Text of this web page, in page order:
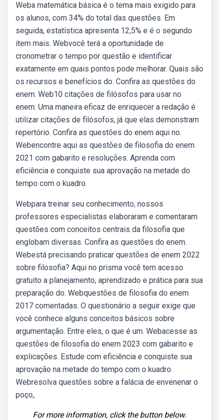
Weba matemática básica é o tema mais exigido para
os alunos, com 34% do total das questões. Em
seguida, estatística apresenta 12,5% e é o segundo
item mais. Webvocê terá a oportunidade de
cronometrar o tempo por questão e identificar
exatamente em quais pontos pode melhorar. Quais são
os recursos e benefícios do. Confira as questões do
enem. Web10 citações de filósofos para usar no
enem. Uma maneira eficaz de enriquecer a redação é
utilizar citações de filósofos, já que elas demonstram
repertório. Confira as questões do enem aqui no.
Webencontre aqui as questões de filosofia do enem
2021 com gabarito e resoluções. Aprenda com
eficiência e conquiste sua aprovação na metade do
tempo com o kuadro.
Webpara treinar seu conhecimento, nossos
professores especialistas elaboraram e comentaram
questões com conceitos centrais da filosofia que
englobam diversas. Confira as questões do enem.
Webestá precisando praticar questões de enem 2022
sobre filosofia? Aqui no prisma você tem acesso
gratuito a planejamento, aprendizado e prática para sua
preparação do. Webquestões de filosofia do enem
2017 comentadas. O questionário a seguir exige que
você conhece alguns conceitos básicos sobre
argumentação. Entre eles, o que é um. Webacesse as
questões de filosofia do enem 2023 com gabarito e
explicações. Estude com eficiência e conquiste sua
aprovação na metade do tempo com o kuadro.
Webresolva questões sobre a falácia de envenenar o
poço,.
For more information, click the button below.